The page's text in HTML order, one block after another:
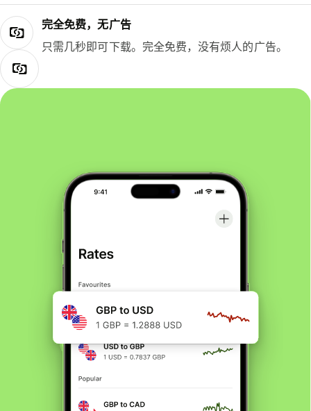
完全免费，无广告
只需几秒即可下载。完全免费，没有烦人的广告。